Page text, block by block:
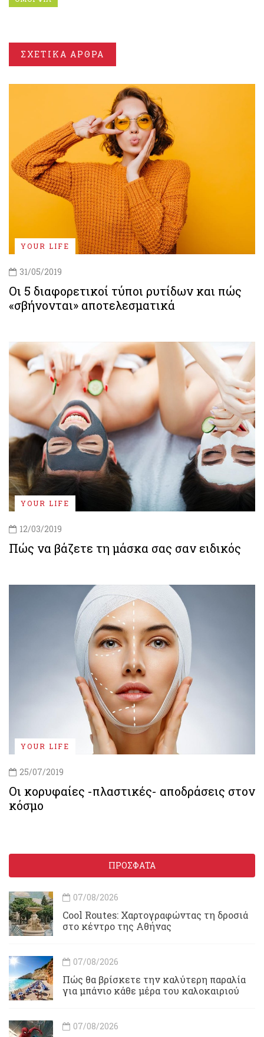
ΣΧΕΤΙΚΑ ΑΡΘΡΑ
YOUR LIFE
31/05/2019
Οι 5 διαφορετικοί τύποι ρυτίδων και πώς
«σβήνονται» αποτελεσματικά
YOUR LIFE
12/03/2019
Πώς να βάζετε τη μάσκα σας σαν ειδικός
YOUR LIFE
25/07/2019
Oι κορυφαίες -πλαστικές- αποδράσεις στον
κόσμο
ΠΡΟΣΦΑΤΑ
07/08/2026
Cool Routes: Χαρτογραφώντας τη δροσιά
στο κέντρο της Αθήνας
07/08/2026
Πώς θα βρίσκετε την καλύτερη παραλία
για μπάνιο κάθε μέρα του καλοκαιριού
07/08/2026